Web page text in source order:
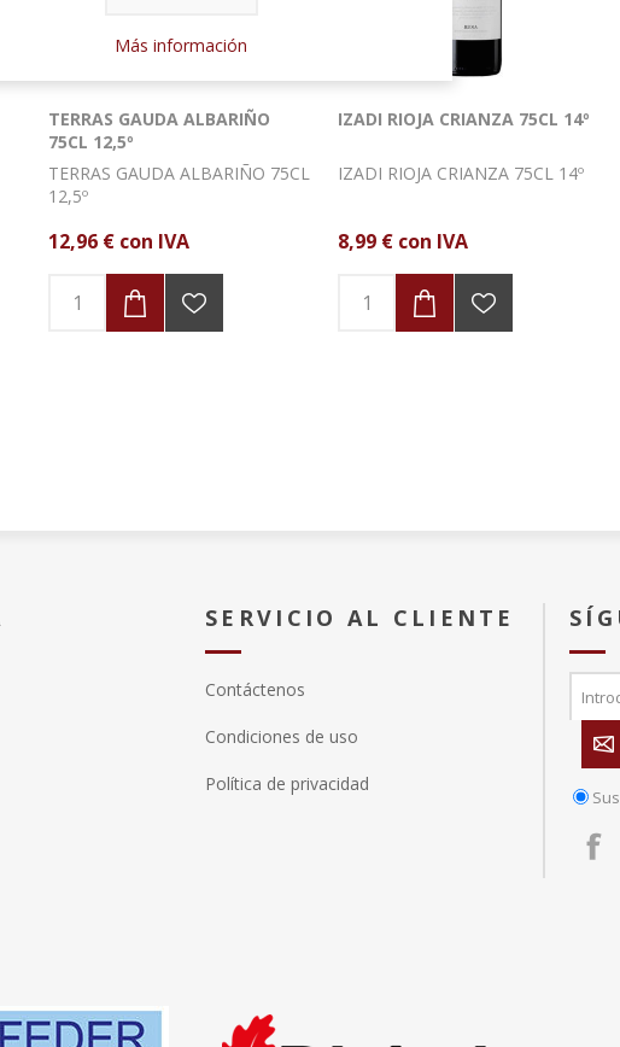
TERRAS GAUDA ALBARIÑO
75CL 12,5º
TERRAS GAUDA ALBARIÑO 75CL
12,5º
12,96 € con IVA
IZADI RIOJA CRIANZA 75CL 14º
IZADI RIOJA CRIANZA 75CL 14º
8,99 € con IVA
SERVICIO AL CLIENTE
Contáctenos
Condiciones de uso
Política de privacidad
Más información